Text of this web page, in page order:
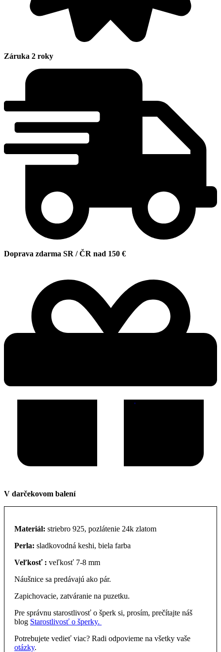
Záruka 2 roky
Doprava zdarma SR / ČR nad 150 €
V darčekovom balení
Materiál: striebro 925, pozlátenie 24k zlatom
Perla: sladkovodná keshi, biela farba
Veľkosť : veľkosť 7-8 mm
Náušnice sa predávajú ako pár.
Zapichovacie, zatváranie na puzetku.
Pre správnu starostlivosť o šperk si, prosím, prečítajte náš
blog Starostlivosť o šperky.
Potrebujete vedieť viac? Radi odpovieme na všetky vaše
otázky.